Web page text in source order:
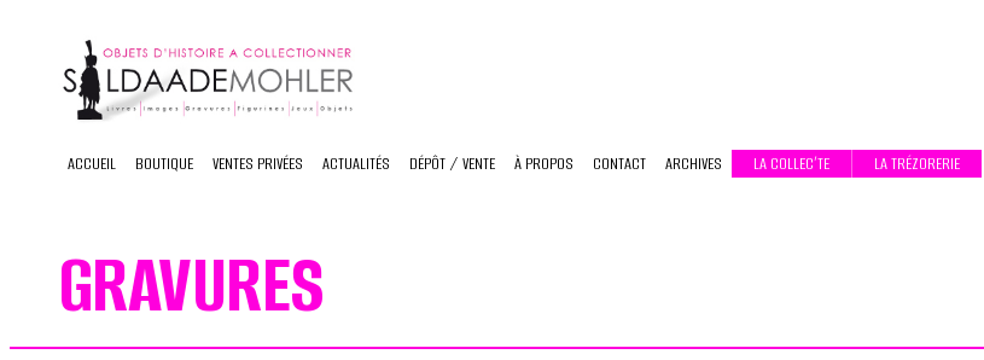
content
ACCUEIL BOUTIQUE VENTES PRIVÉES ACTUALITÉS DÉPÔT / VENTE À PROPOS CONTACT ARCHIVES LA COLLEC’TE LA TRÉZORERIE
GRAVURES